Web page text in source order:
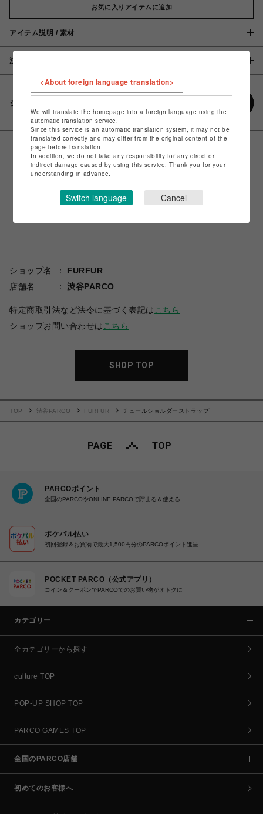
お気に入りアイテムに追加
アイテム説明 / 素材
注意事項
シェアする
ショップ名
FURFUR
店舗名
渋谷PARCO
特定商取引法など法令に基づく表記は こちら
ショップお問い合わせは こちら
SHOP TOP
TOP 渋谷PARCO FURFUR チュールショルダーストラップ
PARCOポイント
全国のPARCOやONLINE PARCOで貯まる＆使える
ポケパル払い
初回登録＆お買物で最大1,500円分のPARCOポイント進呈
POCKET PARCO（公式アプリ）
コイン＆クーポンでPARCOでのお買い物がオトクに
カテゴリー
全カテゴリーから探す
culture TOP
POP-UP SHOP TOP
PARCO GAMES TOP
全国のPARCO店舗
初めてのお客様へ
<About foreign language translation>
We will translate the homepage into a foreign language using the
automatic translation service.
Since this service is an automatic translation system, it may not be
translated correctly and may differ from the original content of the
page before translation.
In addition, we do not take any responsibility for any direct or
indirect damage caused by using this service. Thank you for your
understanding in advance.
Switch language Cancel